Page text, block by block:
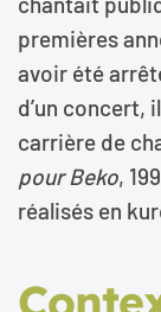
premières
avoir été
d’un concert,
carrière de
pour Beko,
réalisés en